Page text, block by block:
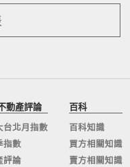
動產評論
台北月指數
指數
評論
百科
百科知識
買方相關知識
賣方相關知識